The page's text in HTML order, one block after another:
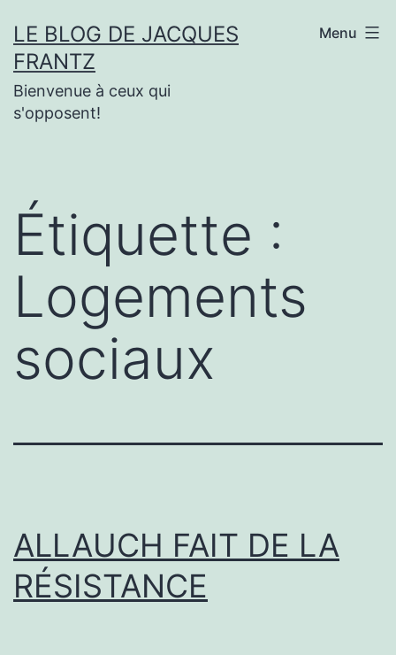
au
contenu
LE BLOG DE JACQUES
FRANTZ
Bienvenue à ceux qui
s'opposent!
Menu
Étiquette :
Logements
sociaux
ALLAUCH FAIT DE LA
RÉSISTANCE